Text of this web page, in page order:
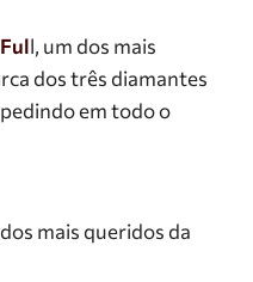
l, um dos mais
dos três diamantes
em todo o
mais queridos da